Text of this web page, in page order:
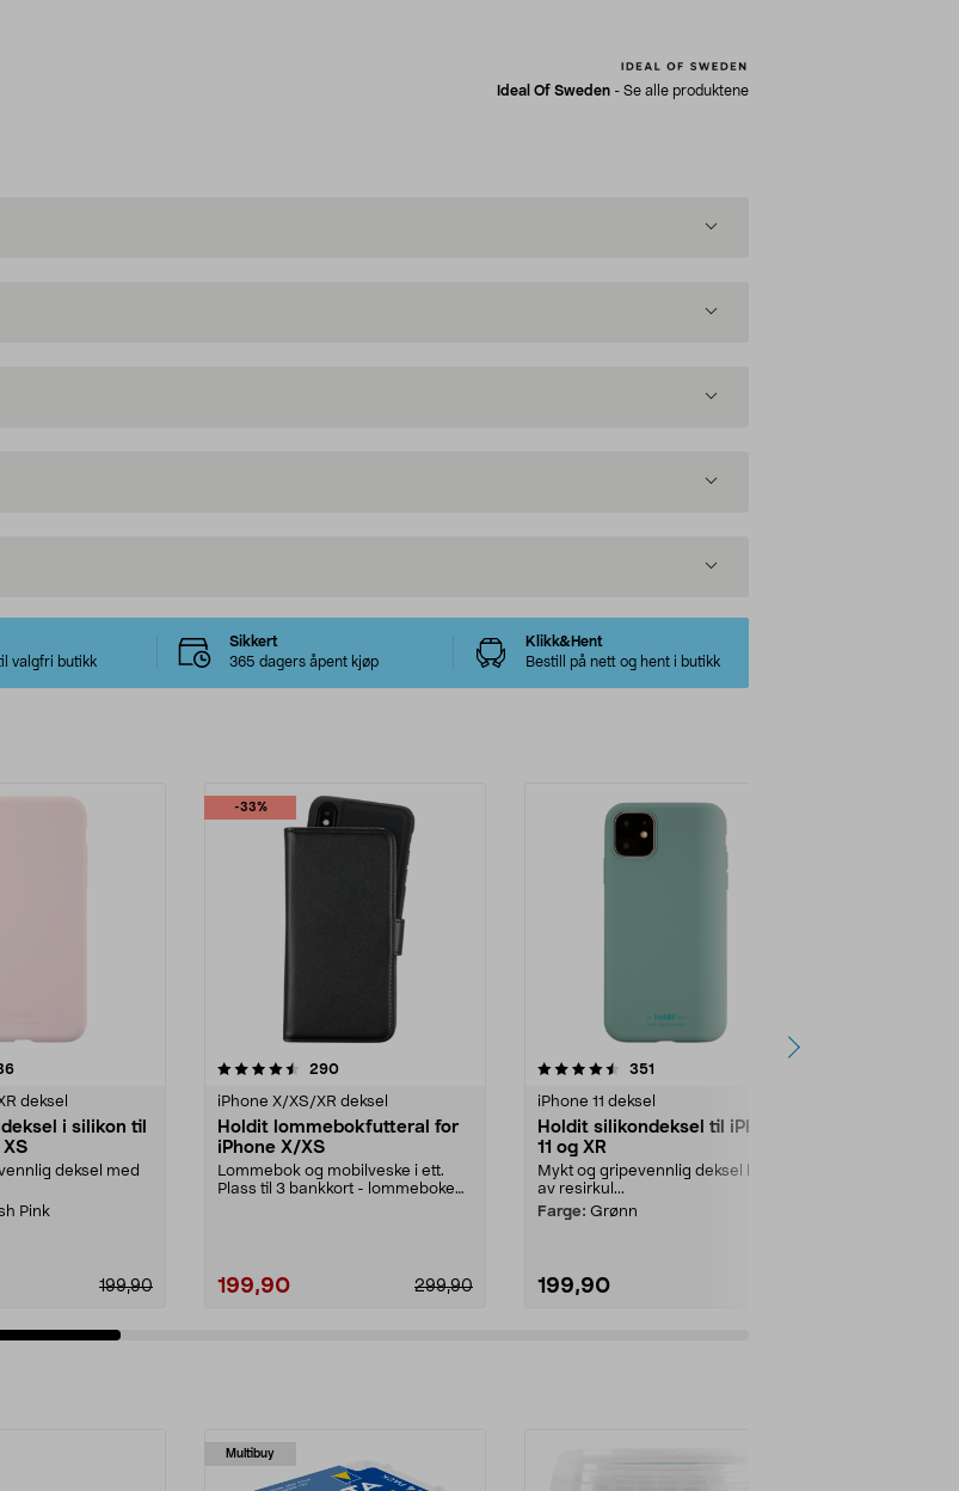
Ideal Of Sweden - Se alle produktene
valgfri butikk
Sikkert
365 dagers åpent kjøp
Klikk&Hent
Bestill på nett og hent i butikk
anmeldelser
deksel
i silikon til
XS
deksel med
Pink
199,90
-33%
5 stjerner 290anmeldelser
iPhone X/XS/XR deksel
Holdit lommebokfutteral for
iPhone X/XS
Lommebok og mobilveske i ett.
Plass til 3 bankkort - lommeboken
199,90 299,90
4.5 av 5 stjerner 351
iPhone 11 deksel
Holdit silikondeksel til iPhone
11 og XR
Mykt og gripevennlig deksel laget
av resirkul...
Farge: Grønn
199,90
4.5 av 5 stjerner
Multibuy